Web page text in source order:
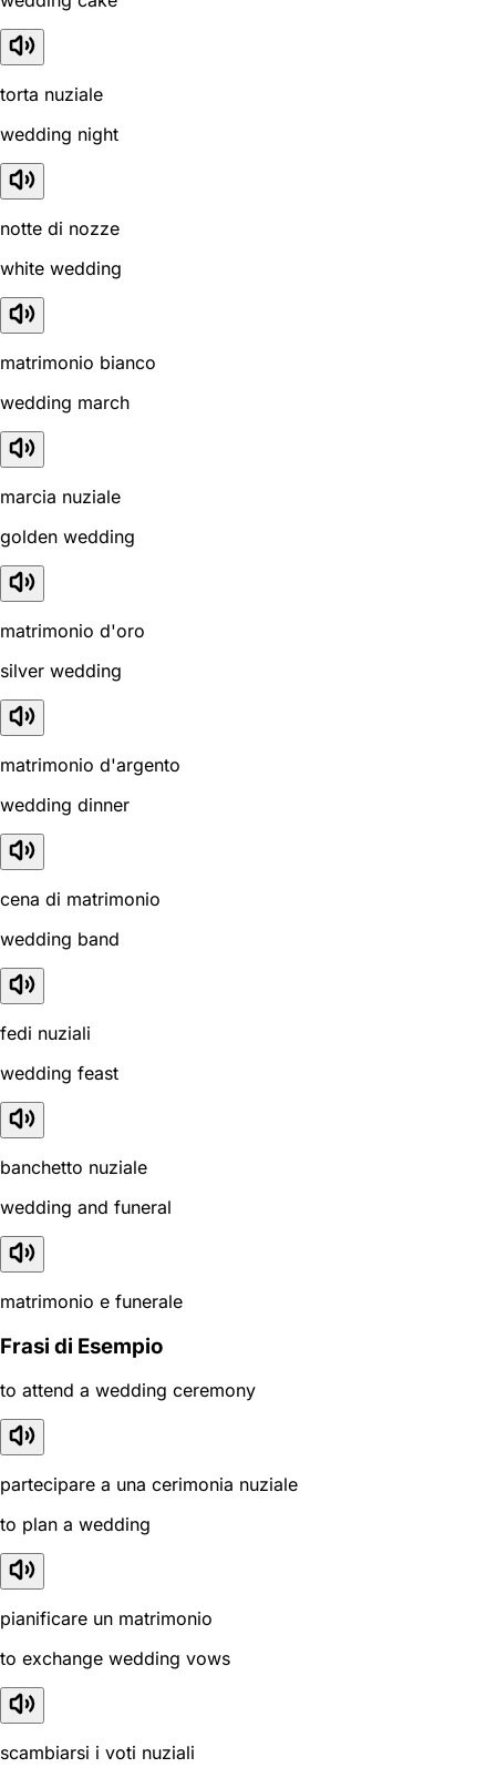
torta nuziale
wedding night
notte di nozze
white wedding
matrimonio bianco
wedding march
marcia nuziale
golden wedding
matrimonio d'oro
silver wedding
matrimonio d'argento
wedding dinner
cena di matrimonio
wedding band
fedi nuziali
wedding feast
banchetto nuziale
wedding and funeral
matrimonio e funerale
Frasi di Esempio
to attend a wedding ceremony
partecipare a una cerimonia nuziale
to plan a wedding
pianificare un matrimonio
to exchange wedding vows
scambiarsi i voti nuziali